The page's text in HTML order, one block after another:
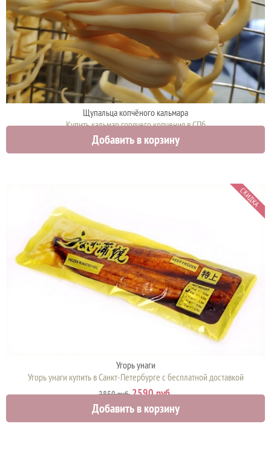
Щупальца копчёного кальмара
Купить кальмар горячего копчения в СПб
0 руб.
Добавить в корзину
СКИДКА
Угорь унаги
Угорь унаги купить в Санкт-Петербурге с бесплатной доставкой
2850 руб.2590 руб.
Добавить в корзину